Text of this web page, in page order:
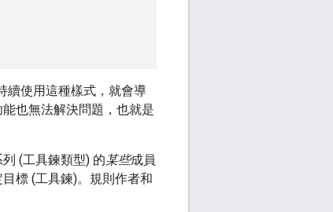
續使用這種樣式，就會導
也無法解決問題，也就是
(工具鍊類型) 的某些成員
標 (工具鍊)。規則作者和